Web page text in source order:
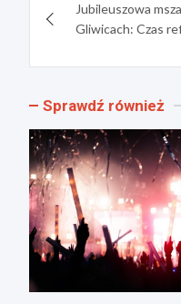
wpisuJubileuszowa
Gliwicach: Czas
Sprawdź również